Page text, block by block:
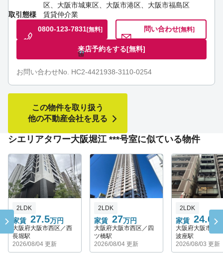
区、大阪市城東区、大阪市港区、大阪市福島区
取引態様
賃貸仲介業
0800-123-7831[無料] 問い合わせ[無料]
来店予約をする[無料]
お問い合わせNo. HC2-4421938-3110-0254
この物件を取り扱う
他の不動産会社を見る
シエリアタワー大阪堀江 ***号室に似ている物件
家賃 27.5万円
2LDK
大阪府大阪市西区／西
長堀駅
2026/08/04 更新
家賃 27万円
2LDK
大阪府大阪市西区／四
ツ橋駅
2026/08/04 更新
家賃 24.6 万
2LDK
大阪府大阪市西
波座駅
2026/08/03 更新